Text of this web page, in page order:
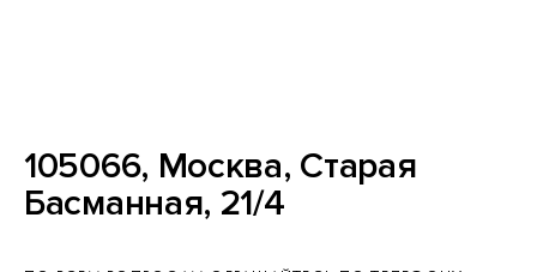
105066, Москва, Старая
Басманная, 21/4